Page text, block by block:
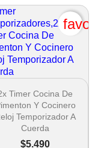
 Vista rápida
Timer Cocina De
Y Cocinero
Temporizador A
Cuerda
$5.490